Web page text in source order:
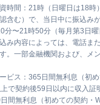
時間：21時（日曜日は18時
含む）で、当日中に振込み
分〜21時50分（毎月第3日
み内容によっては、電話ま
。一部金融機関および、メ
ビス：365日間無利息（初
で契約後59日以内に収入証
間無利息（初めての契約・